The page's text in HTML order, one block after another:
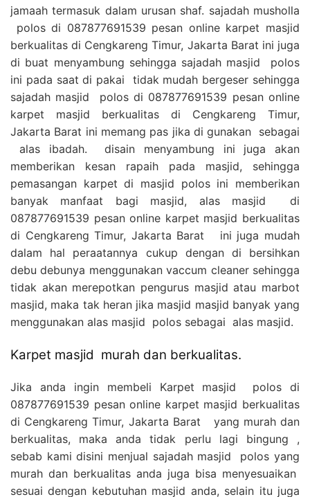
jamaah termasuk dalam urusan shaf. sajadah musholla
polos di 087877691539 pesan online karpet masjid
berkualitas di Cengkareng Timur, Jakarta Barat ini juga
di buat menyambung sehingga sajadah masjid polos
ini pada saat di pakai tidak mudah bergeser sehingga
sajadah masjid polos di 087877691539 pesan online
karpet masjid berkualitas di Cengkareng Timur,
Jakarta Barat ini memang pas jika di gunakan sebagai
alas ibadah. disain menyambung ini juga akan
memberikan kesan rapaih pada masjid, sehingga
pemasangan karpet di masjid polos ini memberikan
banyak manfaat bagi masjid, alas masjid di
087877691539 pesan online karpet masjid berkualitas
di Cengkareng Timur, Jakarta Barat ini juga mudah
dalam hal peraatannya cukup dengan di bersihkan
debu debunya menggunakan vaccum cleaner sehingga
tidak akan merepotkan pengurus masjid atau marbot
masjid, maka tak heran jika masjid masjid banyak yang
menggunakan alas masjid polos sebagai alas masjid.
Karpet masjid murah dan berkualitas.
Jika anda ingin membeli Karpet masjid polos di
087877691539 pesan online karpet masjid berkualitas
di Cengkareng Timur, Jakarta Barat yang murah dan
berkualitas, maka anda tidak perlu lagi bingung ,
sebab kami disini menjual sajadah masjid polos yang
murah dan berkualitas anda juga bisa menyesuaikan
sesuai dengan kebutuhan masjid anda, selain itu juga